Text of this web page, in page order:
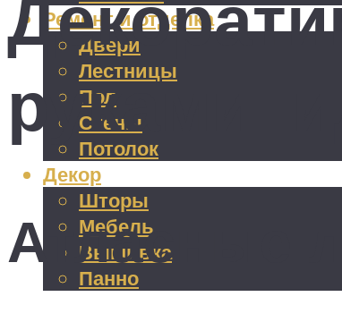
Ремонт и отделка
Двери
Лестницы
Пол
Стены
Потолок
Декор
Шторы
Мебель
Вышивка
Панно
руками:
Атласные